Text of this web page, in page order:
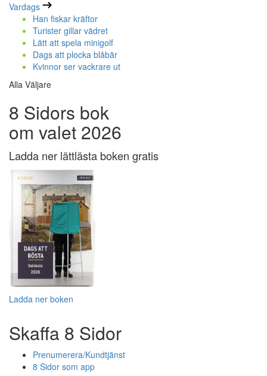
Vardags
Han fiskar kräftor
Turister gillar vädret
Lätt att spela minigolf
Dags att plocka blåbär
Kvinnor ser vackrare ut
Alla Väljare
8 Sidors bok
om valet 2026
Ladda ner lättlästa boken gratis
Ladda ner boken
Skaffa 8 Sidor
Prenumerera/Kundtjänst
8 Sidor som app